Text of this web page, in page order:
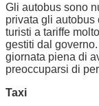
Gli autobus sono
privata gli autobus
turisti a tariffe
gestiti dal
giornata piena di
preoccuparsi di
Taxi